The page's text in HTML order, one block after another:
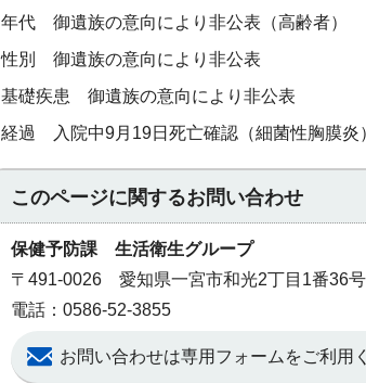
年代 御遺族の意向により非公表（高齢者）
性別 御遺族の意向により非公表
基礎疾患 御遺族の意向により非公表
経過 入院中9月19日死亡確認（細菌性胸膜炎
このページに関するお問い合わせ
保健予防課 生活衛生グループ
〒491-0026 愛知県一宮市和光2丁目1番36
電話：0586-52-3855
お問い合わせは専用フォームをご利用